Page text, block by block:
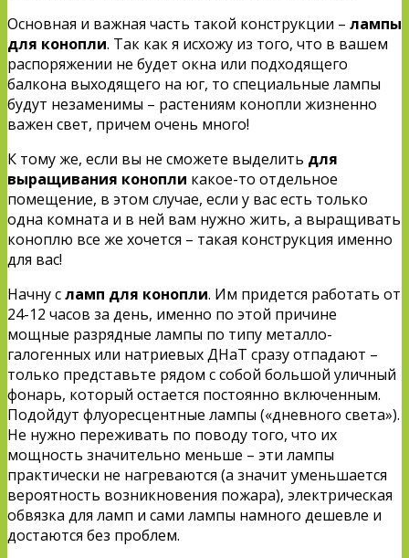
Основная и важная часть такой конструкции – лампы
для конопли. Так как я исхожу из того, что в вашем
распоряжении не будет окна или подходящего
балкона выходящего на юг, то специальные лампы
будут незаменимы – растениям конопли жизненно
важен свет, причем очень много!
К тому же, если вы не сможете выделить для
выращивания конопли какое-то отдельное
помещение, в этом случае, если у вас есть только
одна комната и в ней вам нужно жить, а выращивать
коноплю все же хочется – такая конструкция именно
для вас!
Начну сламп для конопли. Им придется работать от
24-12 часов за день, именно по этой причине
мощные разрядные лампы по типу металло-
галогенных или натриевых ДНаТ сразу отпадают –
только представьте рядом с собой большой уличный
фонарь, который остается постоянно включенным.
Подойдут флуоресцентные лампы («дневного света»).
Не нужно переживать по поводу того, что их
мощность значительно меньше – эти лампы
практически не нагреваются (а значит уменьшается
вероятность возникновения пожара), электрическая
обвязка для ламп и сами лампы намного дешевле и
достаются без проблем.